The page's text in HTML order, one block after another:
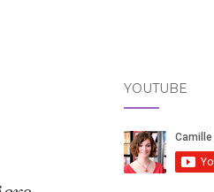
YOUTUBE